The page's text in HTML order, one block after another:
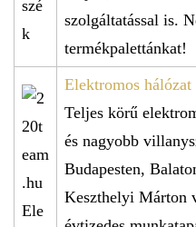
szolgáltatással is.
termékpalettánkat!
Elektromos hálózat
Teljes körű
és nagyobb
Budapesten,
Keszthelyi Márton